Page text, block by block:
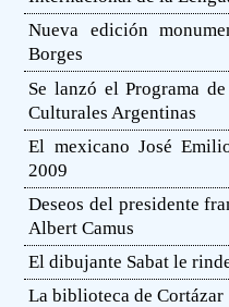
Nueva edición
Borges
Se lanzó el Programa
Culturales Argentinas
El mexicano José
2009
Deseos del presidente
Albert Camus
El dibujante Sabat le
La biblioteca de Cortázar